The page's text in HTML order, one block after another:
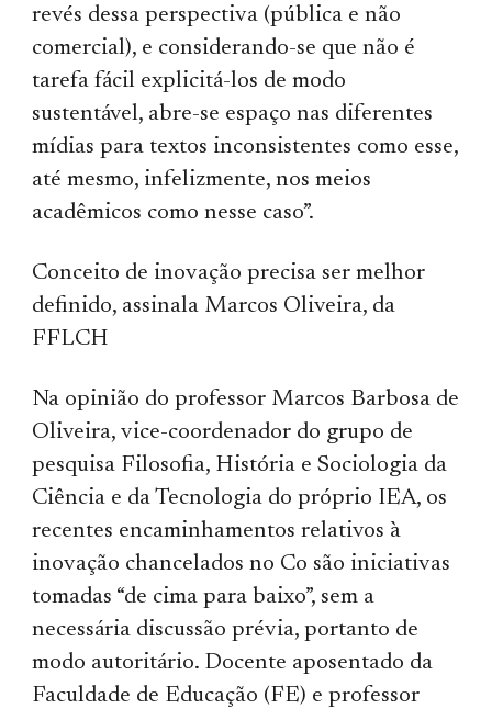
revés dessa perspectiva (pública e não
comercial), e considerando-se que não é
tarefa fácil explicitá-los de modo
sustentável, abre-se espaço nas diferentes
mídias para textos inconsistentes como esse,
até mesmo, infelizmente, nos meios
acadêmicos como nesse caso”.
Conceito de inovação precisa ser melhor
definido, assinala Marcos Oliveira, da
FFLCH
Na opinião do professor Marcos Barbosa de
Oliveira, vice-coordenador do grupo de
pesquisa Filosofia, História e Sociologia da
Ciência e da Tecnologia do próprio IEA, os
recentes encaminhamentos relativos à
inovação chancelados no Co são iniciativas
tomadas “de cima para baixo”, sem a
necessária discussão prévia, portanto de
modo autoritário. Docente aposentado da
Faculdade de Educação (FE) e professor